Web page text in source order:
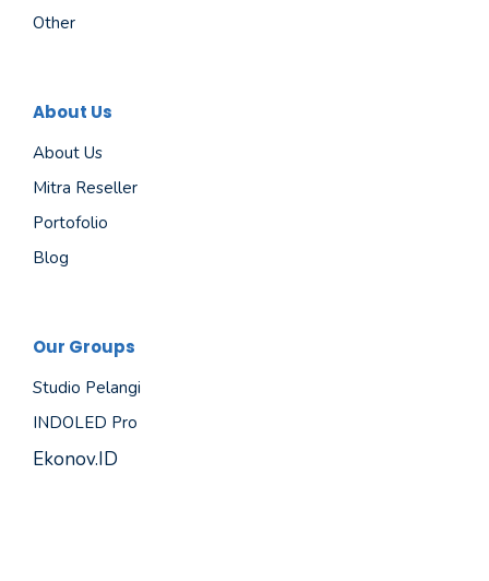
Other
About Us
About Us
Mitra Reseller
Portofolio
Blog
Our Groups
Studio Pelangi
INDOLED Pro
Ekonov.ID